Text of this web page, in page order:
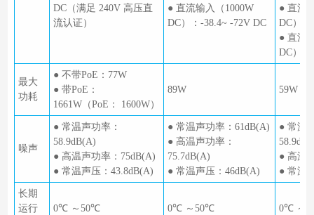
DC（满足 240V 高压直
流认证）
● 直流输入（1000W
DC）：-38.4~ -72V DC
● 直流
DC）：
● 直流
DC）：
最大
功耗
● 不带PoE：77W
● 带PoE：
1661W（PoE： 1600W）
89W 59W
噪声
● 常温声功率：
58.9dB(A)
● 高温声功率：75dB(A)
● 常温声压：43.8dB(A)
● 常温声功率：61dB(A)
● 高温声功率：
75.7dB(A)
● 常温声压：46dB(A)
● 常温
● 高温
● 常温
长期
运行
0℃ ～50℃ 0℃ ～50℃ 0℃ ～